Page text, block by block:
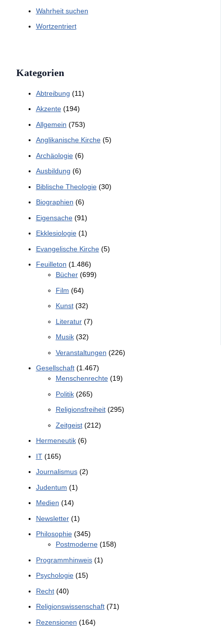
Wahrheit suchen
Wortzentriert
Kategorien
Abtreibung (11)
Akzente(194)
Allgemein (753)
Anglikanische Kirche(5)
Archäologie(6)
Ausbildung (6)
Biblische Theologie(30)
Biographien (6)
Eigensache(91)
Ekklesiologie(1)
Evangelische Kirche(5)
Feuilleton (1.486)
Bücher(699)
Film (64)
Kunst(32)
Literatur(7)
Musik(32)
Veranstaltungen (226)
Gesellschaft(1.467)
Menschenrechte(19)
Politik(265)
Religionsfreiheit(295)
Zeitgeist(212)
Hermeneutik(6)
IT(165)
Journalismus(2)
Judentum (1)
Medien (14)
Newsletter(1)
Philosophie(345)
Postmoderne(158)
Programmhinweis(1)
Psychologie(15)
Recht(40)
Religionswissenschaft(71)
Rezensionen (164)